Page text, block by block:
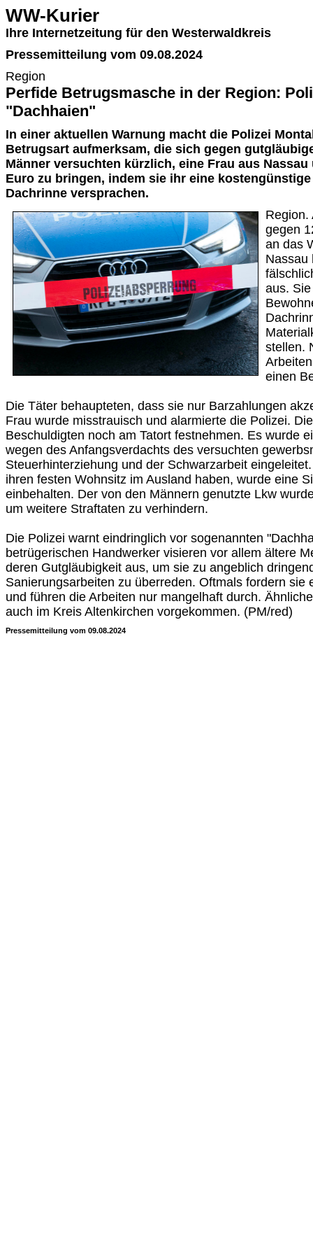
WW-Kurier
Ihre Internetzeitung für den Westerwaldkreis
Pressemitteilung vom 09.08.2024
Region
Perfide Betrugsmasche in der Region:
"Dachhaien"
In einer aktuellen Warnung macht die Polizei
Betrugsart aufmerksam, die sich gegen
Männer versuchten kürzlich, eine Frau aus
Euro zu bringen, indem sie ihr eine
Dachrinne versprachen.
Region.
gegen
an das
Nassau
aus.
stellen.
einen
Die Täter behaupteten, dass sie nur Barzahlungen
Frau wurde misstrauisch und alarmierte die Polizei.
Beschuldigten noch am Tatort festnehmen. Es wurde
wegen des Anfangsverdachts des versuchten
Steuerhinterziehung und der Schwarzarbeit
ihren festen Wohnsitz im Ausland haben, wurde eine
einbehalten. Der von den Männern genutzte Lkw
um weitere Straftaten zu verhindern.
Die Polizei warnt eindringlich vor sogenannten
betrügerischen Handwerker visieren vor allem ältere
deren Gutgläubigkeit aus, um sie zu angeblich
Sanierungsarbeiten zu überreden. Oftmals fordern sie
und führen die Arbeiten nur mangelhaft durch.
auch im Kreis Altenkirchen vorgekommen. (PM/red)
Pressemitteilung vom 09.08.2024